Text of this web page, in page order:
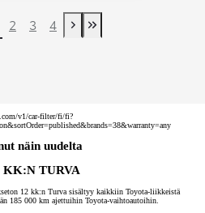
page
2 3 4
Next page
Last Page
v1/car-filter/fi/fi?
näin uudelta
TURVA
12 kk:n Turva sisältyy kaikkiin Toyota-liikkeistä
185 000 km ajettuihin Toyota-vaihtoautoihin.